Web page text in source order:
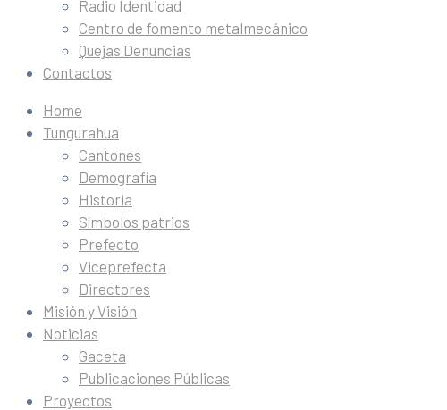
Radio Identidad
Centro de fomento metalmecánico
Quejas Denuncias
Contactos
Home
Tungurahua
Cantones
Demografía
Historia
Símbolos patrios
Prefecto
Viceprefecta
Directores
Misión y Visión
Noticias
Gaceta
Publicaciones Públicas
Proyectos